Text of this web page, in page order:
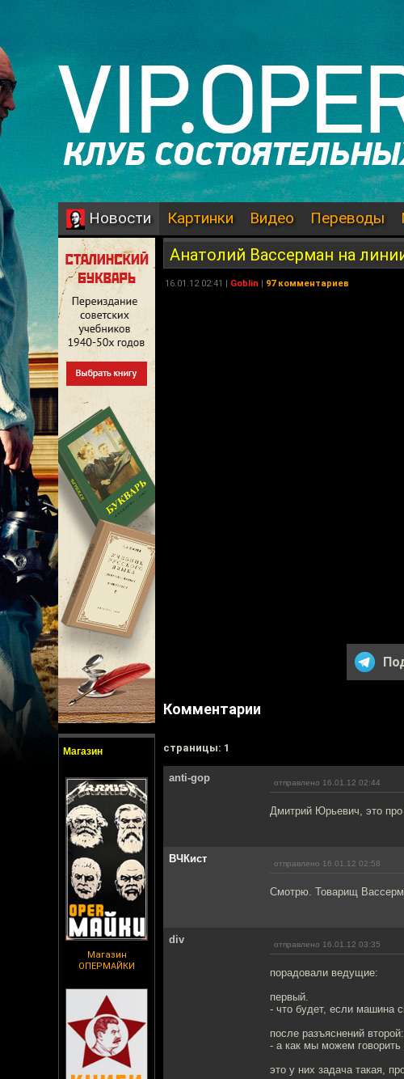
Новости Картинки Видео Переводы
Магазин
Магазин
ОПЕРМАЙКИ
Анатолий Вассерман на
16.01.12 02:41 | Goblin | 97 комментариев
Комментарии
cтраницы: 1
anti-gop отправлено 16.01.12 02:44
Дмитрий Юрьевич, это про
ВЧКист отправлено 16.01.12 02:58
Смотрю. Товарищ
div отправлено 16.01.12 03:35
порадовали ведущие:
первый.
- что будет, если машина
после разъяснений второй:
- а как мы можем говорить
это у них задача такая,